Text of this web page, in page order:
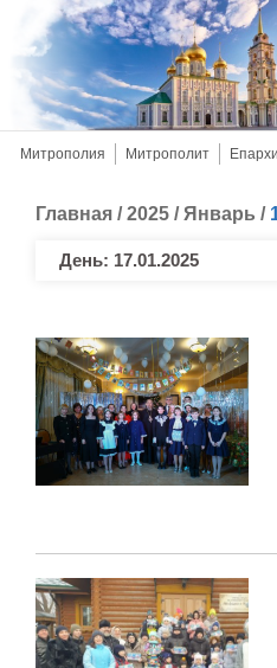
Митрополия Митрополит
Главная /2025 / Январь /
День: 17.01.2025